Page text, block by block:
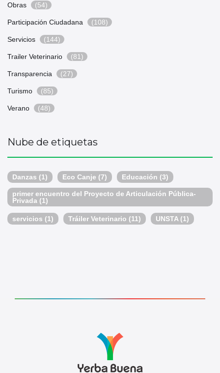
Obras (54)
Participación Ciudadana (108)
Servicios (144)
Trailer Veterinario (81)
Transparencia (27)
Turismo (85)
Verano (48)
Nube de etiquetas
Danzas (1) Eco Canje (7) Educación (3)
primer encuentro del Proyecto de Articulación Pública-
Privada (1)
servicios (1) Tráiler Veterinario (11) UNSTA (1)